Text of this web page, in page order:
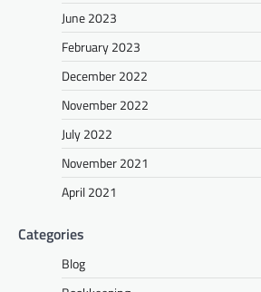
June 2023
February 2023
December 2022
November 2022
July 2022
November 2021
April 2021
Categories
Blog